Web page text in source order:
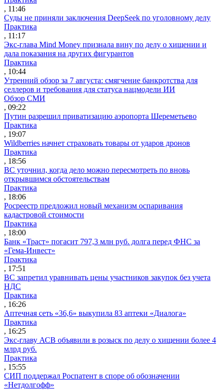
, 11:46
Суды не приняли заключения DeepSeek по уголовному делу
Практика
, 11:17
Экс-глава Mind Money признала вину по делу о хищении и
дала показания на других фигурантов
Практика
, 10:44
Утренний обзор за 7 августа: смягчение банкротства для
селлеров и требования для статуса нацмодели ИИ
Обзор СМИ
, 09:22
Путин разрешил приватизацию аэропорта Шереметьево
Практика
, 19:07
Wildberries начнет страховать товары от ударов дронов
Практика
, 18:56
ВС уточнил, когда дело можно пересмотреть по вновь
открывшимся обстоятельствам
Практика
, 18:06
Росреестр предложил новый механизм оспаривания
кадастровой стоимости
Практика
, 18:00
Банк «Траст» погасит 797,3 млн руб. долга перед ФНС за
«Гема-Инвест»
Практика
, 17:51
ВС запретил уравнивать цены участников закупок без учета
НДС
Практика
, 16:26
Аптечная сеть «36,6» выкупила 83 аптеки «Диалога»
Практика
, 16:25
Экс-главу АСВ объявили в розыск по делу о хищении более 4
млрд руб.
Практика
, 15:55
СИП поддержал Роспатент в споре об обозначении
«Нетдолгофф»